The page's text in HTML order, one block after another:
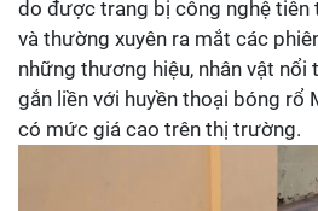
do được trang bị công nghệ tiên
và thường xuyên ra mắt các
những thương hiệu, nhân vật nổi
gắn liền với huyền thoại bóng rổ
có mức giá cao trên thị trường.